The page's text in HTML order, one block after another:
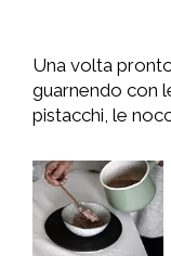
Una volta
guarnendo con
pistacchi, le